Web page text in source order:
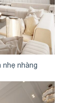
nhàng